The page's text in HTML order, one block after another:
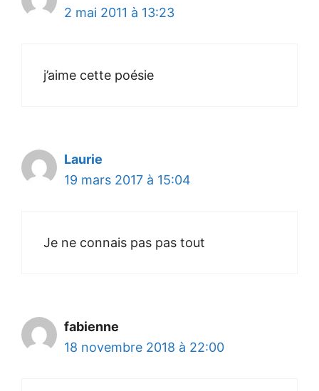
2 mai 2011 à 13:23
j’aime cette poésie
Laurie
19 mars 2017 à 15:04
Je ne connais pas pas tout
fabienne
18 novembre 2018 à 22:00